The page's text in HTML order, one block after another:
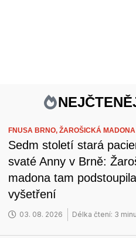
FNUSA BRNO,ŽAROŠICKÁ MADONA
Sedm století stará
svaté Anny v Brně:
madona tam
vyšetření
03. 08. 2026 Délka čtení: 3